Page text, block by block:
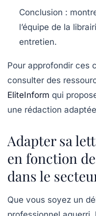
Conclusion :
l’équipe de la
entretien.
Pour approfondir ces
consulter des
EliteInform qui
une rédaction
Adapter sa
en fonction
dans le
Que vous soyez un